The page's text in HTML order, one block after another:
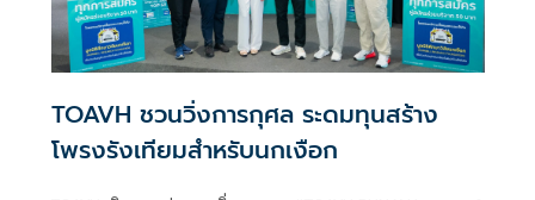
TOAVH ชวนวิ่งการกุศล ระดมทุนสร้าง
โพรงรังเทียมสำหรับนกเงือก